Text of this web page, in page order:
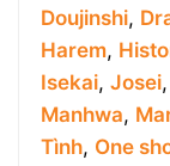
Doujinshi,
Harem,
Isekai, Josei,
Manhwa,
Tình, One